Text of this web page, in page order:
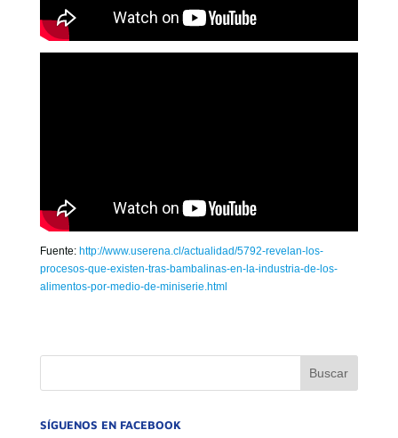
Fuente: http://www.userena.cl/actualidad/5792-revelan-los-
procesos-que-existen-tras-bambalinas-en-la-industria-de-los-
alimentos-por-medio-de-miniserie.html
SÍGUENOS EN FACEBOOK